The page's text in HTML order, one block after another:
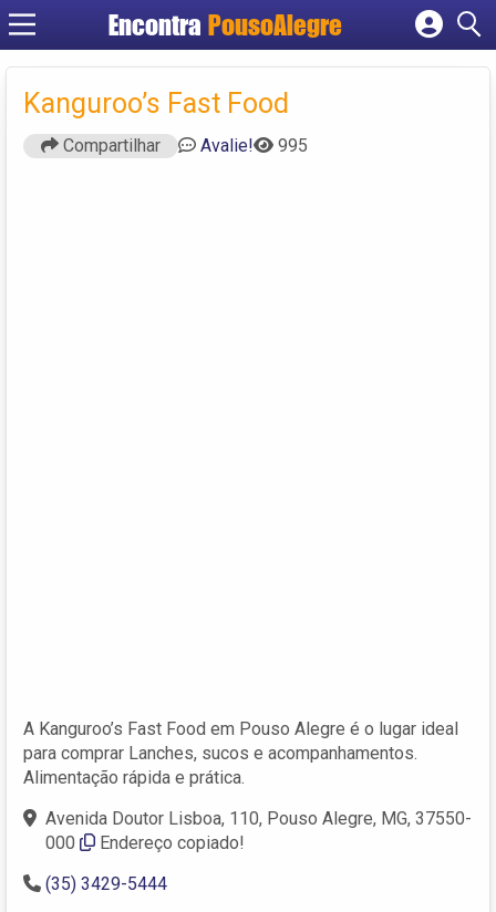
Encontra PousoAlegre
Cadastrar empresa
Criar conta
Kanguroo’s Fast Food
Compartilhar Avalie! 995
A Kanguroo’s Fast Food em Pouso Alegre é o lugar ideal
para comprar Lanches, sucos e acompanhamentos.
Alimentação rápida e prática.
Avenida Doutor Lisboa, 110, Pouso Alegre, MG, 37550-
000
Endereço copiado!
(35) 3429-5444